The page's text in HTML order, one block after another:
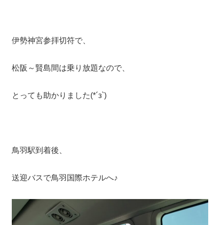
伊勢神宮参拝切符で、
松阪～賢島間は乗り放題なので、
とっても助かりました(*´з`)
鳥羽駅到着後、
送迎バスで鳥羽国際ホテルへ♪